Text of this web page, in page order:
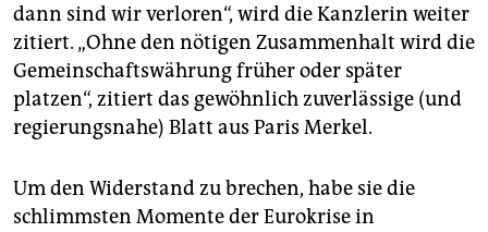
dann sind wir verloren“, wird die Kanzlerin weiter
zitiert. „Ohne den nötigen Zusammenhalt wird die
Gemeinschaftswährung früher oder später
platzen“, zitiert das gewöhnlich zuverlässige (und
regierungsnahe) Blatt aus Paris Merkel.
Um den Widerstand zu brechen, habe sie die
schlimmsten Momente der Eurokrise in